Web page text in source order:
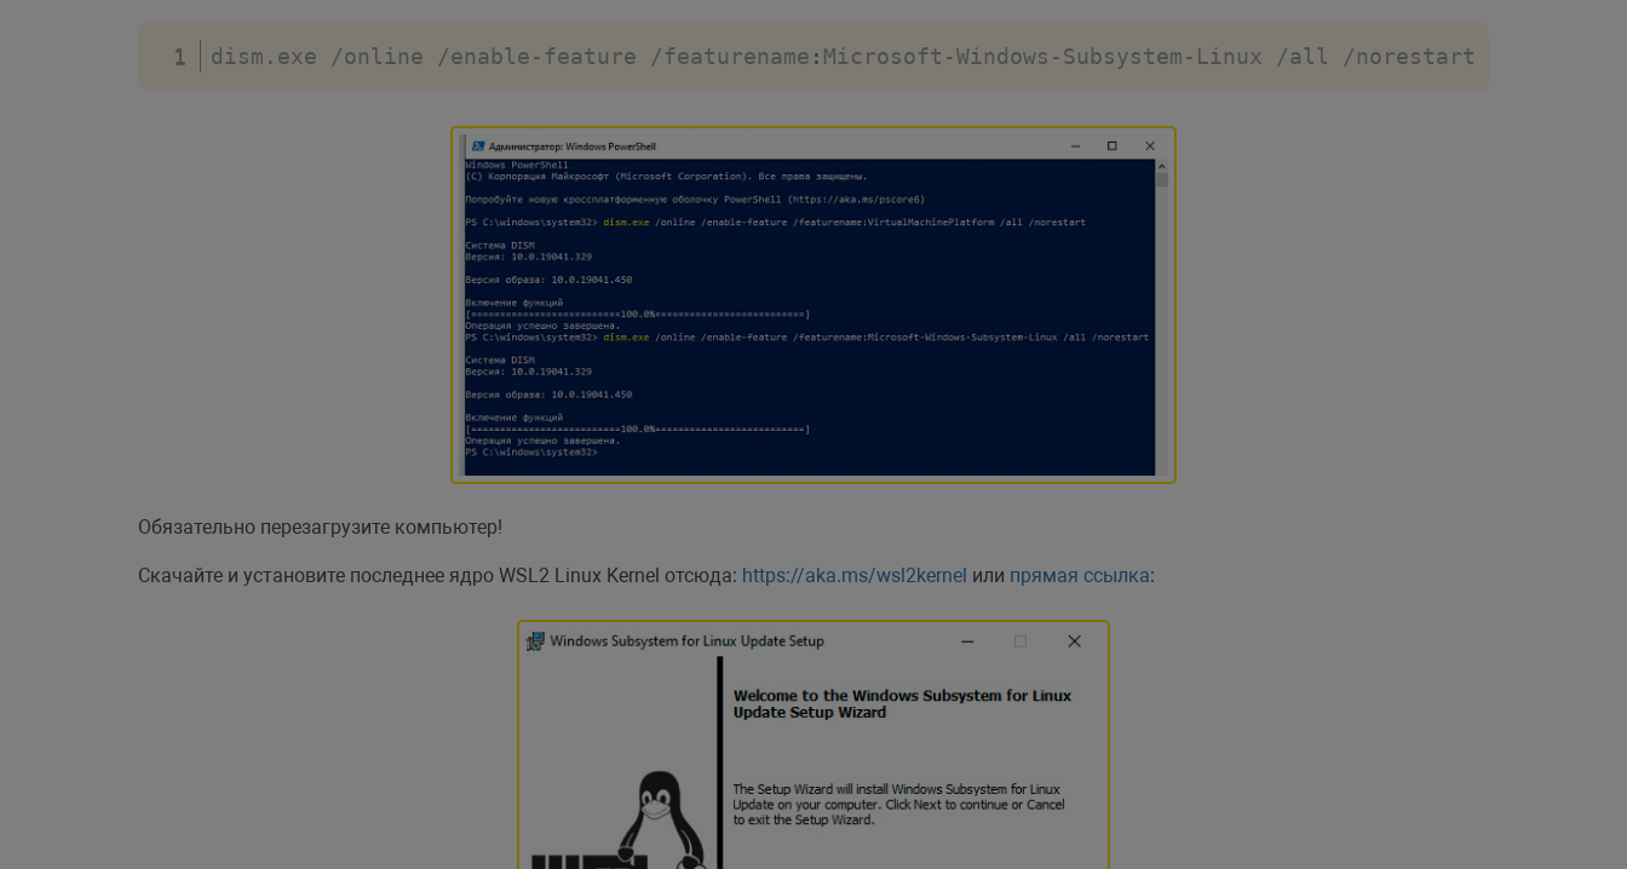
dism . exe /online /enable- feature /featurename : Microsoft -Windows -Subsystem- Linux /all /norestart
Обязательно перезагрузите компьютер!
Скачайте и установите последнее ядро WSL2 Linux Kernel отсюда: https://aka.ms/wsl2kernel или прямая ссылка: